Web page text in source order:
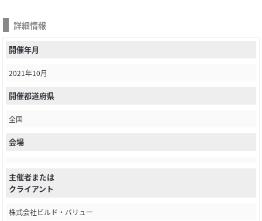
詳細情報
開催年月
2021年10月
開催都道府県
全国
会場
主催者または
クライアント
株式会社ビルド・バリュー